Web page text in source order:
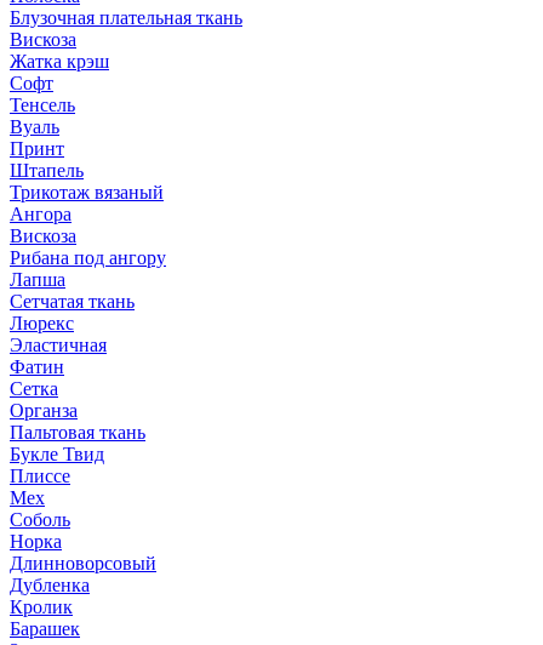
Блузочная плательная ткань
Вискоза
Жатка крэш
Софт
Тенсель
Вуаль
Принт
Штапель
Трикотаж вязаный
Ангора
Вискоза
Рибана под ангору
Лапша
Сетчатая ткань
Люрекс
Эластичная
Фатин
Сетка
Органза
Пальтовая ткань
Букле Твид
Плиссе
Мех
Соболь
Норка
Длинноворсовый
Дубленка
Кролик
Барашек